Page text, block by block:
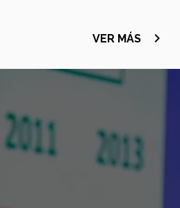
VER MÁS navigate_next